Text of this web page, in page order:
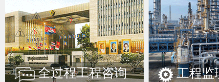
加盖公章。 4．具有履行合同所必需的设备和专业技术能力：供应商需具有会议培训场地或酒店住宿项目的服务能力，能开具对应服务内容的发票。供应商必须对真实性负
责，提供有关证明文件或承诺函，并加盖公章。 5．供应商未被列入“信用中国”网站(www.creditchina.gov.cn)“失信被执行人”或“重大税收违法失信主体名单”或“政府采购
严重违法失信行为记录名单”；不处于中国政府采购网
标（响应）截止时间当天在“信用中国”网站（
提供相关证明资料）。供应商应提供网站查询结果截图，并加盖公章。 6．参加采购活动前3年内，在经营活动中没有重大违法记录：详见投标函。重
全过程工程咨询 工程监